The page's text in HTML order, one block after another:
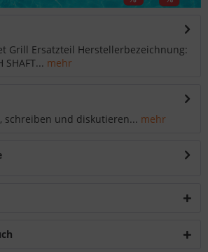
Grill Ersatzteil Herstellerbezeichnung:
SHAFT... mehr
schreiben und diskutieren... mehr